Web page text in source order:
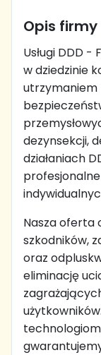
Opis firmy
Usługi DDD
w dziedzinie
utrzymaniem
dezynsekcji,
działaniach
Nasza oferta
szkodników,
oraz
eliminację